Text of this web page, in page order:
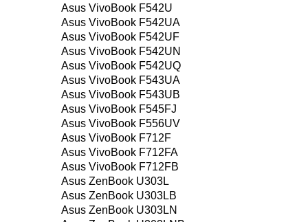
Asus VivoBook F542U
Asus VivoBook F542UA
Asus VivoBook F542UF
Asus VivoBook F542UN
Asus VivoBook F542UQ
Asus VivoBook F543UA
Asus VivoBook F543UB
Asus VivoBook F545FJ
Asus VivoBook F556UV
Asus VivoBook F712F
Asus VivoBook F712FA
Asus VivoBook F712FB
Asus ZenBook U303L
Asus ZenBook U303LB
Asus ZenBook U303LN